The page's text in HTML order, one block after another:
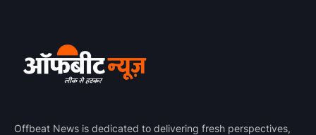
Offbeat News is dedicated to delivering fresh perspectives,